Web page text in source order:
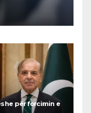
për forcimin e